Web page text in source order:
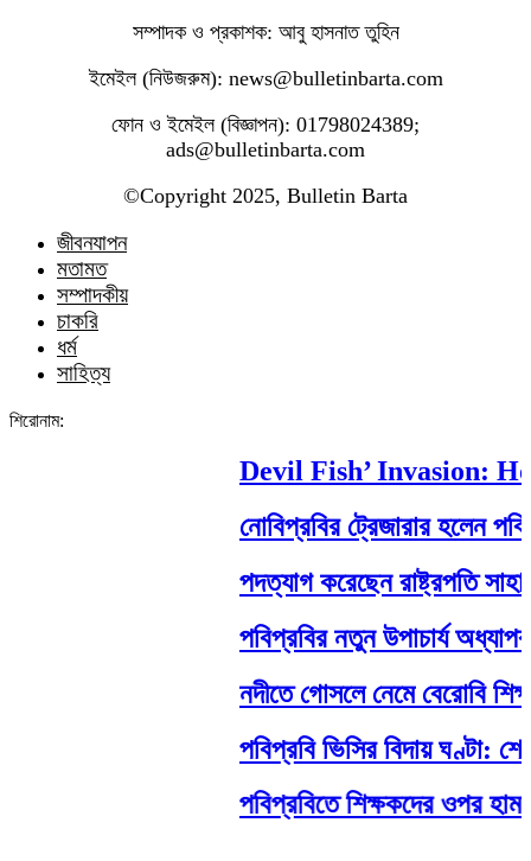
সম্পাদক ও প্রকাশক: আবু হাসনাত তুহিন
ইমেইল (নিউজরুম): news@bulletinbarta.com
ফোন ও ইমেইল (বিজ্ঞাপন): 01798024389;
ads@bulletinbarta.com
©️Copyright 2025, Bulletin Barta
জীবনযাপন
মতামত
সম্পাদকীয়
চাকরি
ধর্ম
সাহিত্য
শিরোনাম:
Devil Fish’ Invasion:
নোবিপ্রবির ট্রেজারার হলেন
পদত্যাগ করেছেন রাষ্ট্রপতি সাহাবুদ্দিন
পবিপ্রবির নতুন উপাচার্য অধ্যাপক
নদীতে গোসলে নেমে বেরোবি
পবিপ্রবি ভিসির বিদায় ঘণ্টা:
পবিপ্রবিতে শিক্ষকদের ওপর হামলা: